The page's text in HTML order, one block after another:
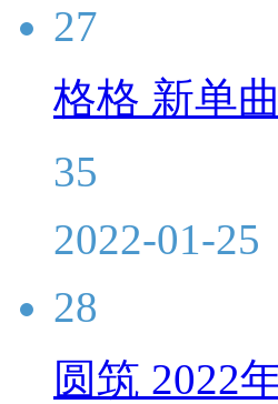
27
格格 新单
35
2022-01-25
28
圆筑 2022